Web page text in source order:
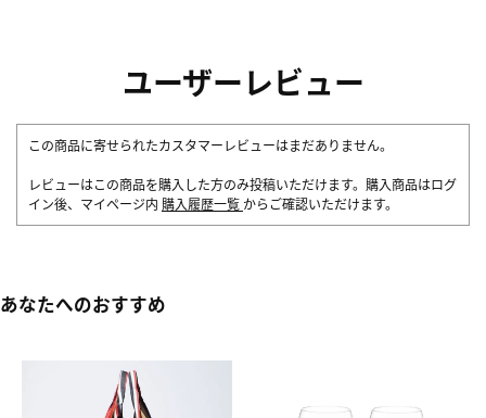
ユーザーレビュー
この商品に寄せられたカスタマーレビューはまだありません。
レビューはこの商品を購入した方のみ投稿いただけます。購入商品はログ
イン後、マイページ内 購入履歴一覧 からご確認いただけます。
あなたへのおすすめ